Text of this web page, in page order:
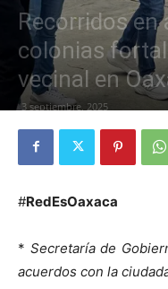
Recorridos en
colonias
vecinal en
3 septiembre, 2025
#RedEsOaxaca
* Secretaría de
acuerdos con la